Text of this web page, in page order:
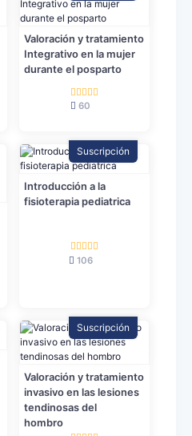
Valoración y tratamiento
Integrativo en la mujer
durante el posparto
60
Suscripción
Introducción a la
fisioterapia pediatrica
106
Suscripción
Valoración y tratamiento
invasivo en las lesiones
tendinosas del
hombro